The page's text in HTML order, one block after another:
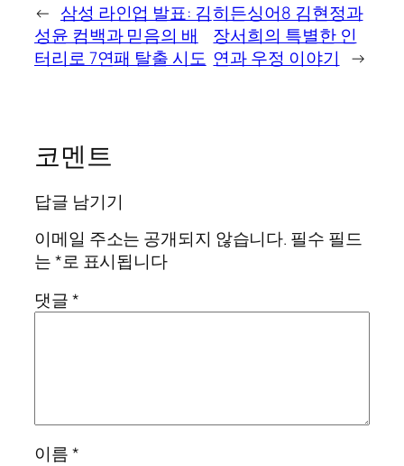
← 삼성 라인업 발표: 김
성윤 컴백과 믿음의 배
터리로 7연패 탈출 시도
히든싱어8 김현정과
장서희의 특별한 인
연과 우정 이야기
→
코멘트
답글 남기기
이메일 주소는 공개되지 않습니다. 필수 필드
는*로 표시됩니다
댓글*
이름*